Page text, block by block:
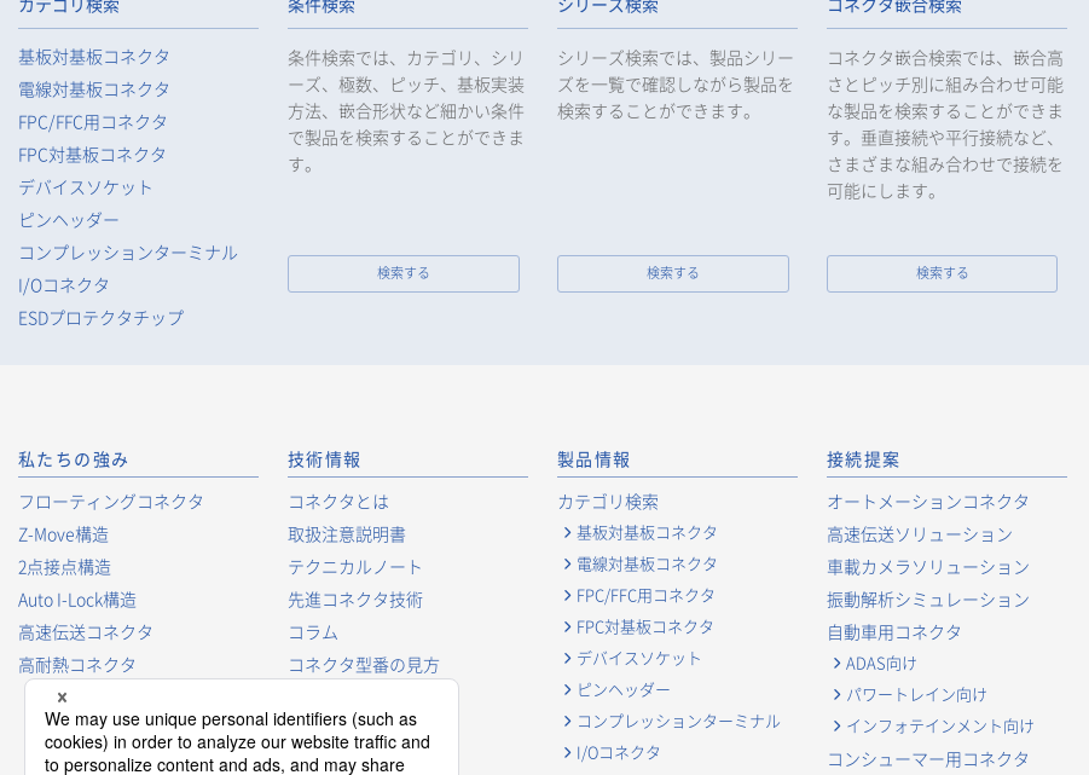
カテゴリ検索
基板対基板コネクタ
電線対基板コネクタ
FPC/FFC用コネクタ
FPC対基板コネクタ
デバイスソケット
ピンヘッダー
コンプレッションターミナル
I/Oコネクタ
ESDプロテクタチップ
条件検索
条件検索では、カテゴリ、シリ
ーズ、極数、ピッチ、基板実装
方法、嵌合形状など細かい条件
で製品を検索することができま
す。
検索する
シリーズ検索
シリーズ検索では、製品シリー
ズを一覧で確認しながら製品を
検索することができます。
検索する
コネクタ嵌合検索
コネクタ嵌合検索では、嵌合高
さとピッチ別に組み合わせ可能
な製品を検索することができま
す。垂直接続や平行接続など、
さまざまな組み合わせで接続を
可能にします。
検索する
私たちの強み
フローティングコネクタ
Z-Move構造
2点接点構造
Auto I-Lock構造
高速伝送コネクタ
高耐熱コネクタ
技術情報
コネクタとは
取扱注意説明書
テクニカルノート
先進コネクタ技術
コラム
コネクタ型番の見方
プロダクトガイド
コネクタ選択ガイド
製品情報
カテゴリ検索
基板対基板コネクタ
電線対基板コネクタ
FPC/FFC用コネクタ
FPC対基板コネクタ
デバイスソケット
ピンヘッダー
コンプレッションターミナル
I/Oコネクタ
接続提案
オートメーションコネクタ
高速伝送ソリューション
車載カメラソリューション
振動解析シミュレーション
自動車用コネクタ
ADAS向け
パワートレイン向け
インフォテインメント向け
コンシューマー用コネクタ